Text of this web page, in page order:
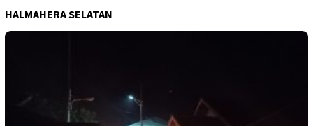
HALMAHERA SELATAN